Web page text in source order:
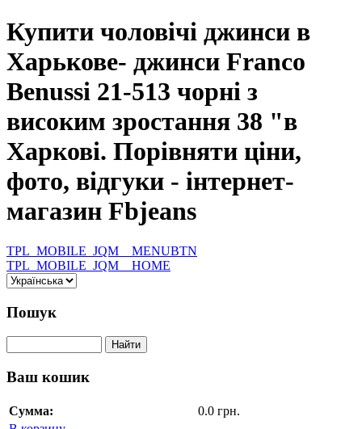
Купити чоловічі джинси в
Харькове- джинси Franco
Benussi 21-513 чорні з
високим зростання 38 "в
Харкові. Порівняти ціни,
фото, відгуки - інтернет-
магазин Fbjeans
TPL_MOBILE_JQM__MENUBTN
TPL_MOBILE_JQM__HOME
Пошук
Ваш кошик
Сумма:
0.0 грн.